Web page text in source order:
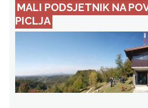
MALI PODSJETNIK NA
PICLJA